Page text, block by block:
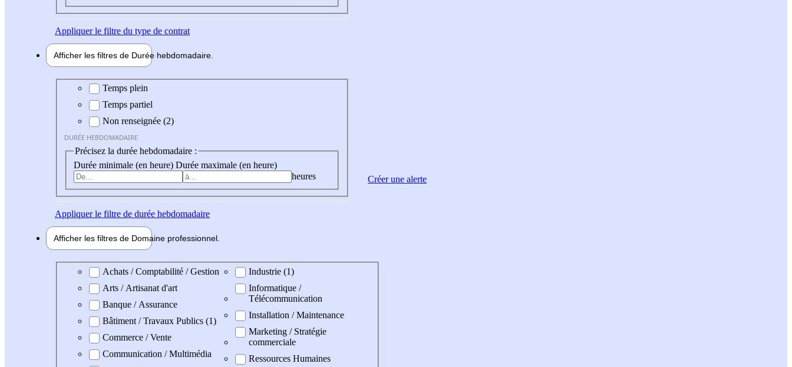
Appliquerle filtre du type de contrat
Afficher les filtres de Durée hebdomadaire
Durée hebdomadaire
Temps plein
Temps partiel
Non renseignée (2)
DURÉE HEBDOMADAIRE
Précisez la durée hebdomadaire :
Durée minimale (en heure) Durée maximale (en heure)
heures
Appliquerle filtre de durée hebdomadaire
Afficher les filtres de Domaine professionnel
Domaine professionel
Achats / Comptabilité / Gestion
Arts / Artisanat d'art
Banque / Assurance
Bâtiment / Travaux Publics (1)
Commerce / Vente
Communication / Multimédia
Industrie (1)
Informatique /
Télécommunication
Installation / Maintenance
Marketing / Stratégie
commerciale
Ressources Humaines
Créer une alerte